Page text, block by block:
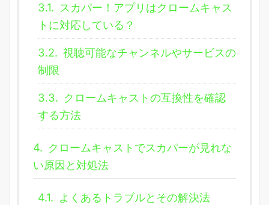
3.1. スカパー！アプリはクロームキャス
トに対応している？
3.2. 視聴可能なチャンネルやサービスの
制限
3.3. クロームキャストの互換性を確認
する方法
4. クロームキャストでスカパーが見れな
い原因と対処法
4.1. よくあるトラブルとその解決法